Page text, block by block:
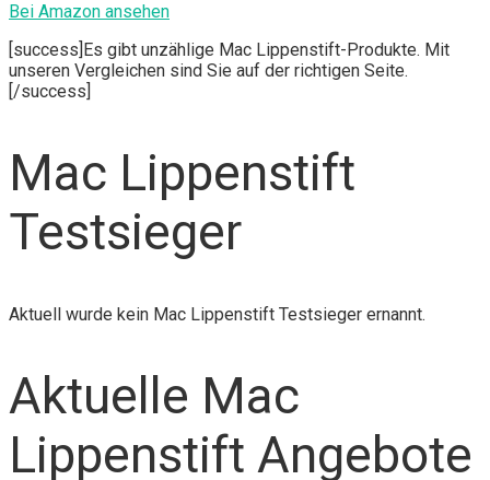
Bei Amazon ansehen
[success]Es gibt unzählige Mac Lippenstift-Produkte. Mit
unseren Vergleichen sind Sie auf der richtigen Seite.
[/success]
Mac Lippenstift
Testsieger
Aktuell wurde kein Mac Lippenstift Testsieger ernannt.
Aktuelle Mac
Lippenstift Angebote